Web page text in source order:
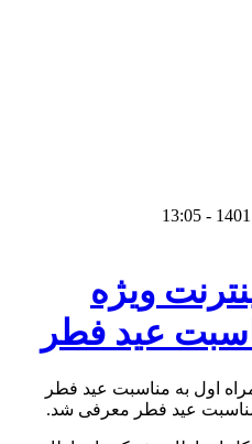
ویژه
عید فطر
مناسبت عید فطر معرفی شد.